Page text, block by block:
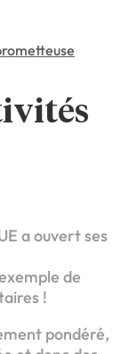
a ouvert ses
de
!
pondéré,